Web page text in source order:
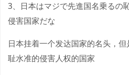
3、日本はマジで先進国名乗るの
侵害国家だな
日本挂着一个发达国家的名头，
耻水准的侵害人权的国家